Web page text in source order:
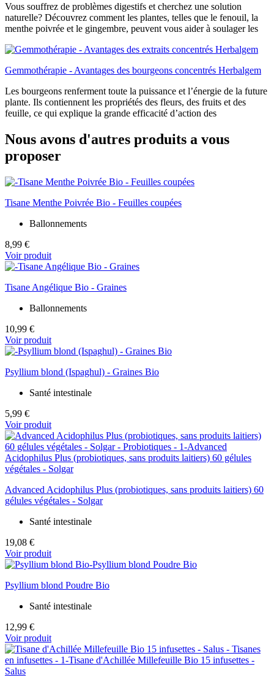
Vous souffrez de problèmes digestifs et cherchez une solution
naturelle? Découvrez comment les plantes, telles que le fenouil, la
menthe poivrée et le gingembre, peuvent vous aider à soulager les
Gemmothérapie - Avantages des bourgeons concentrés Herbalgem
Les bourgeons renferment toute la puissance et l’énergie de la future
plante. Ils contiennent les propriétés des fleurs, des fruits et des
feuille, ce qui explique la grande efficacité d’action des
Nous avons d'autres produits a vous
proposer
Tisane Menthe Poivrée Bio - Feuilles coupées
Ballonnements
8,99 €
Voir produit
Tisane Angélique Bio - Graines
Ballonnements
10,99 €
Voir produit
Psyllium blond (Ispaghul) - Graines Bio
Santé intestinale
5,99 €
Voir produit
Advanced Acidophilus Plus (probiotiques, sans produits laitiers) 60
gélules végétales - Solgar
Santé intestinale
19,08 €
Voir produit
Psyllium blond Poudre Bio
Santé intestinale
12,99 €
Voir produit